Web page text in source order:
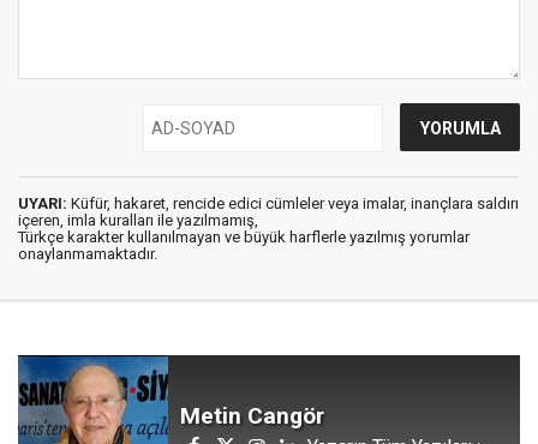
UYARI: Küfür, hakaret, rencide edici cümleler veya imalar, inançlara saldırı
içeren, imla kuralları ile yazılmamış,
Türkçe karakter kullanılmayan ve büyük harflerle yazılmış yorumlar
onaylanmamaktadır.
Metin Cangör